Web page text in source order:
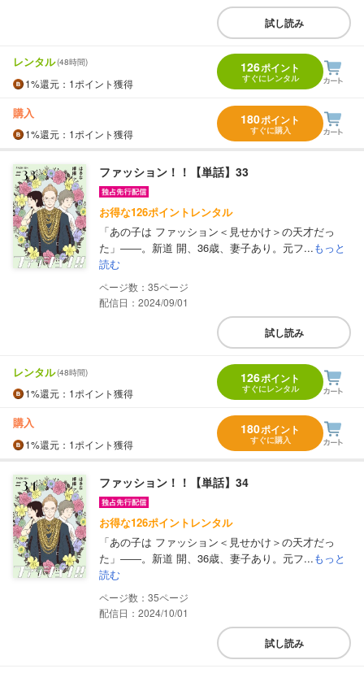
試し読み
レンタル(48時間)
1%還元 ：1ポイント獲得
126ポイント
すぐにレンタル
購入
1%還元 ：1ポイント獲得
180ポイント
すぐに購入
ファッション！！【単話】33
お得な126ポイントレンタル
「あの子は ファッション＜見せかけ＞の天才だっ
た」――。新道 開、36歳、妻子あり。元フ...もっと
読む
35
配信日：2024/09/01
試し読み
レンタル(48時間)
1%還元 ：1ポイント獲得
126ポイント
すぐにレンタル
購入
1%還元 ：1ポイント獲得
180ポイント
すぐに購入
ファッション！！【単話】34
お得な126ポイントレンタル
「あの子は ファッション＜見せかけ＞の天才だっ
た」――。新道 開、36歳、妻子あり。元フ...もっと
読む
35
配信日：2024/10/01
試し読み